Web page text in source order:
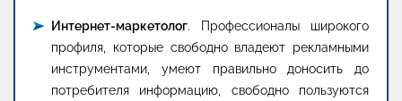
Интернет-маркетолог. Профессионалы широкого
профиля, которые свободно владеют рекламными
инструментами, умеют правильно доносить до
потребителя информацию, свободно пользуются